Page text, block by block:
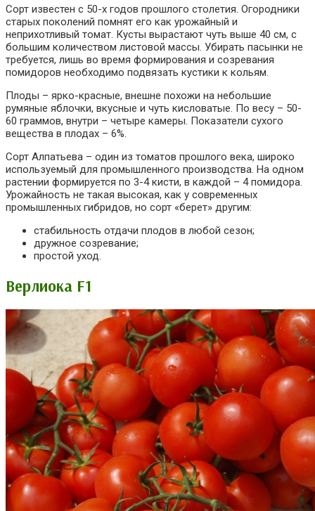
Сорт известен с 50-х годов прошлого столетия. Огородники
старых поколений помнят его как урожайный и
неприхотливый томат. Кусты вырастают чуть выше 40 см, с
большим количеством листовой массы. Убирать пасынки не
требуется, лишь во время формирования и созревания
помидоров необходимо подвязать кустики к кольям.
Плоды – ярко-красные, внешне похожи на небольшие
румяные яблочки, вкусные и чуть кисловатые. По весу – 50-
60 граммов, внутри – четыре камеры. Показатели сухого
вещества в плодах – 6%.
Сорт Алпатьева – один из томатов прошлого века, широко
используемый для промышленного производства. На одном
растении формируется по 3-4 кисти, в каждой – 4 помидора.
Урожайность не такая высокая, как у современных
промышленных гибридов, но сорт «берет» другим:
стабильность отдачи плодов в любой сезон;
дружное созревание;
простой уход.
Верлиока F1